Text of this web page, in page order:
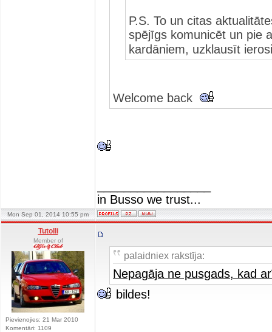
P.S. To un citas
spējīgs komunicēt un pie
kardāniem, uzklausīt
Welcome back
in Busso we trust...
Mon Sep 01, 2014 10:55 pm
Tutolli
Member of
Pievienojies: 21 Mar 2010
Komentāri: 1109
palaidniex rakstīja:
Nepagāja ne pusgads, kad
bildes!